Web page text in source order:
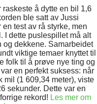
å dytte en bil 1,6
ble satt av Jussi
test av rå styrke, men
I dette puslespillet må alt
dekkene. Samarbeidet
viktige temaer knyttet til
folk til å prøve nye ting og
en perfekt suksess: når
mil (1 609,34 meter), viste
sekunder. Dette var en
rekord! Les mer om